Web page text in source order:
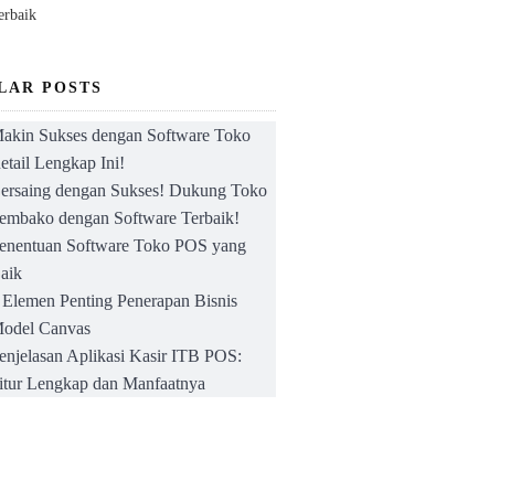
POSTS
Sukses dengan Software Toko
Lengkap Ini!
dengan Sukses! Dukung Toko
dengan Software Terbaik!
Software Toko POS yang
Penting Penerapan Bisnis
Canvas
Aplikasi Kasir ITB POS:
Lengkap dan Manfaatnya